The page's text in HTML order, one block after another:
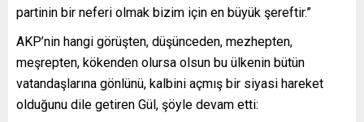
partinin bir neferi olmak bizim için en büyük şereftir.”
AKP’nin hangi görüşten, düşünceden, mezhepten,
meşrepten, kökenden olursa olsun bu ülkenin bütün
vatandaşlarına gönlünü, kalbini açmış bir siyasi hareket
olduğunu dile getiren Gül, şöyle devam etti: